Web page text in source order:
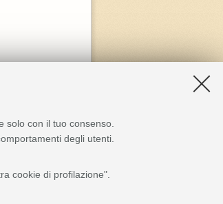
solo con il tuo consenso.
degli utenti.
cookie di profilazione".